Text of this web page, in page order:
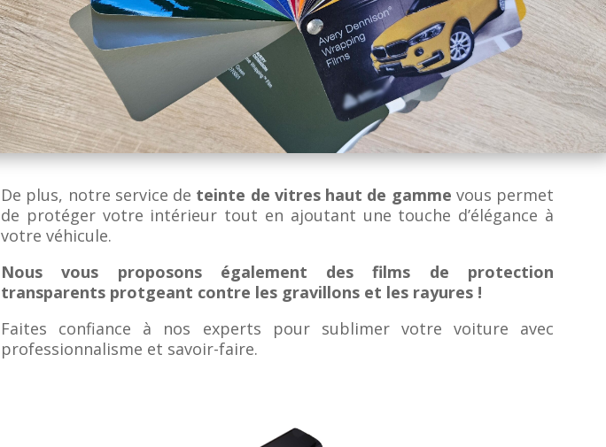
De plus, notre service de teinte de vitres haut de gamme vous permet
de protéger votre intérieur tout en ajoutant une touche d’élégance à
votre véhicule.
Nous vous proposons également des films de protection
transparents protgeant contre les gravillons et les rayures !
Faites confiance à nos experts pour sublimer votre voiture avec
professionnalisme et savoir-faire.